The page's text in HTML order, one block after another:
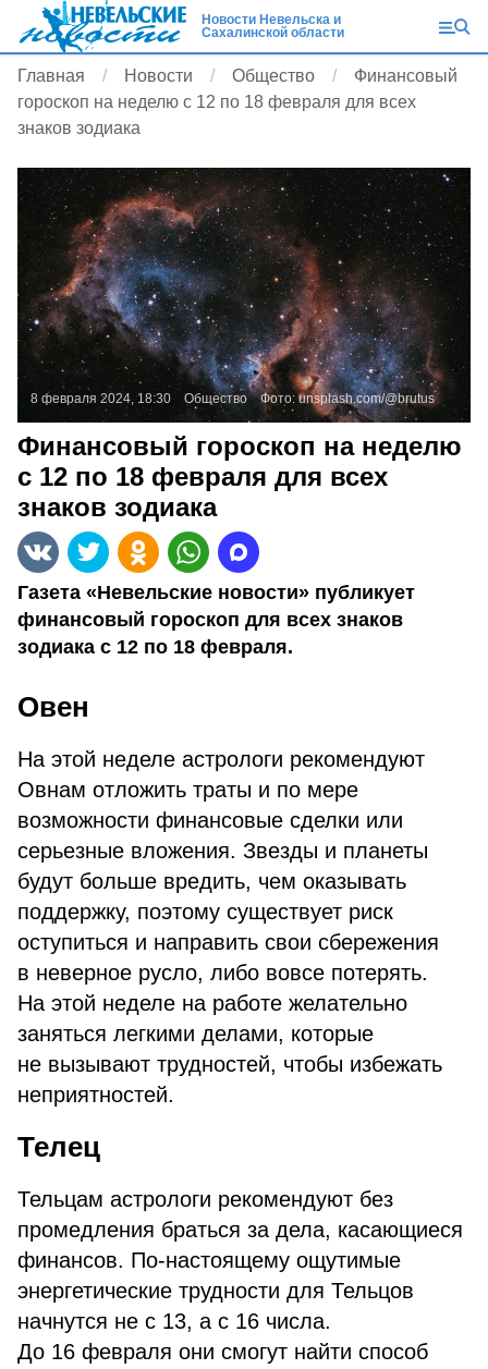
Новости Невельска и
Сахалинской области
Главная Новости Общество
Финансовый
гороскоп на неделю с 12 по 18 февраля для всех
знаков зодиака
8 февраля 2024, 18:30 Общество Фото:unsplash.com/@brutus
Финансовый гороскоп на неделю
с 12 по 18 февраля для всех
знаков зодиака
Газета «Невельские новости» публикует
финансовый гороскоп для всех знаков
зодиака с 12 по 18 февраля.
Овен
На этой неделе астрологи рекомендуют
Овнам отложить траты и по мере
возможности финансовые сделки или
серьезные вложения. Звезды и планеты
будут больше вредить, чем оказывать
поддержку, поэтому существует риск
оступиться и направить свои сбережения
в неверное русло, либо вовсе потерять.
На этой неделе на работе желательно
заняться легкими делами, которые
не вызывают трудностей, чтобы избежать
неприятностей.
Телец
Тельцам астрологи рекомендуют без
промедления браться за дела, касающиеся
финансов. По-настоящему ощутимые
энергетические трудности для Тельцов
начнутся не с 13, а с 16 числа.
До 16 февраля они смогут найти способ